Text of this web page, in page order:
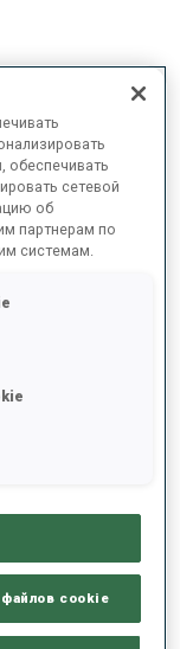
обеспечивать
сетевой
об
партнерам по
системам.
файлов cookie